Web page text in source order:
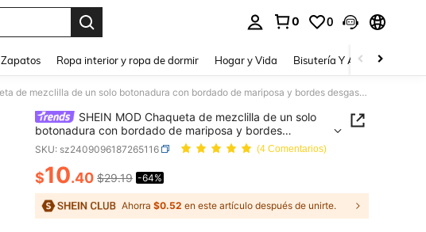
0 0
Zapatos Ropa interior y ropa de dormir Hogar y Vida Bisutería Y Accesorios
SHEIN MOD Chaqueta de mezclilla de un solo botonadura con bordado de mariposa y bordes desgastados para mujer, de uso casual
SHEIN MOD Chaqueta de mezclilla de un solo
botonadura con bordado de mariposa y bordes
desgastados para mujer, de uso casual
SKU: sz2409096187265116 (4 Comentarios)
PRICE AND AVAILABILITY
$10.40 $29.19 -64%
Ahorra $0.52 en este artículo después de unirte.